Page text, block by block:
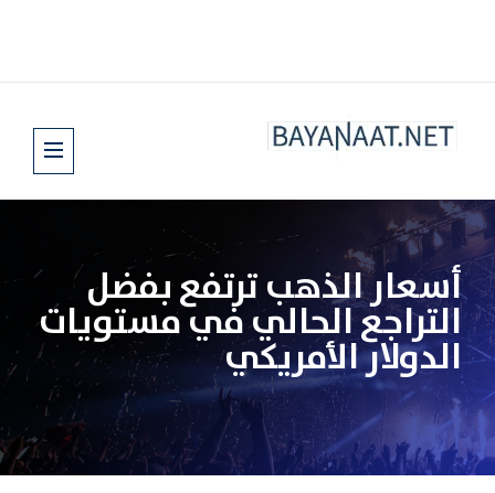
أسعار الذهب ترتفع بفضل
التراجع الحالي في مستويات
الدولار ‏الأمريكي